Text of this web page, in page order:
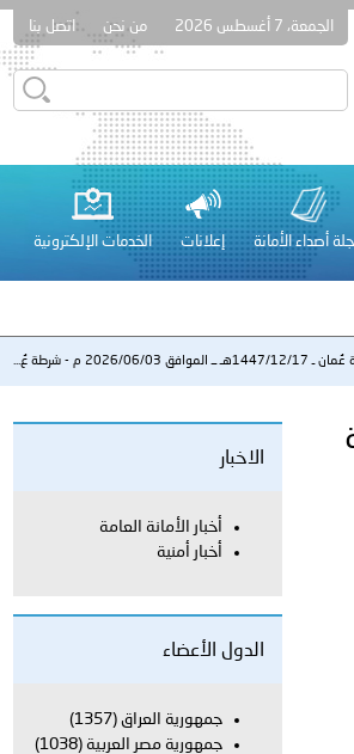
الجمعة، 7 أغسطس 2026 من نحن اتصل بنا
أصداء الأمانة إعلانات الخدمات الإلكترونية
أعمال الاجتماع الثالث عشر للجنة رؤساء الاتحادات الرياضية
عشر للمسؤولين عن الأمن السياحي 2026.
والكلية الدولية الجامعية للعلوم والصحة توقعان اتفاقية
تحذر من زيادة عدد الركاب في المركبات حفاظًا على سلامة
تطلع وفد الشرطة الإيطالية على منظومتي التأهيل الشرطي
ــ الموافق 2026/06/03 م - شرطة عُ...
الاخبار
أخبار الأمانة العامة
أخبار أمنية
الدول الأعضاء
جمهورية العراق (1357)
جمهورية مصر العربية (1038)